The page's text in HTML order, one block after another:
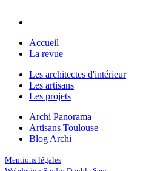
Accueil
La revue
Les architectes d'intérieur
Les artisans
Les projets
Archi Panorama
Artisans Toulouse
Blog Archi
Mentions légales